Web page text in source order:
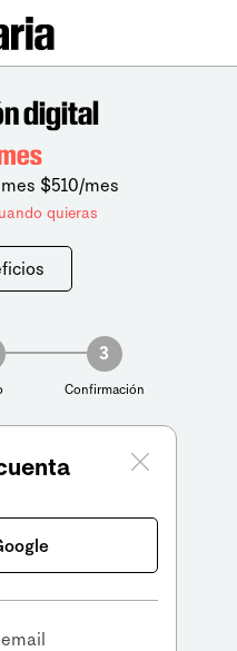
digital
$510/mes
quieras
3
Confirmación